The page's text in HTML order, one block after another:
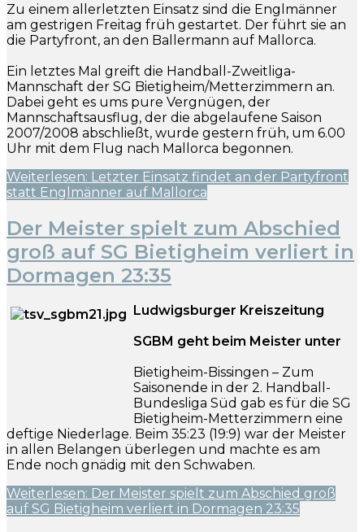
Zu einem allerletzten Einsatz sind die Englmänner
am gestrigen Freitag früh gestartet. Der führt sie an
die Partyfront, an den Ballermann auf Mallorca.
Ein letztes Mal greift die Handball-Zweitliga-
Mannschaft der SG Bietigheim/Metterzimmern an.
Dabei geht es ums pure Vergnügen, der
Mannschaftsausflug, der die abgelaufene Saison
2007/2008 abschließt, wurde gestern früh, um 6.00
Uhr mit dem Flug nach Mallorca begonnen.
Weiterlesen: Letzter Einsatz findet an der Partyfront
statt Englmänner auf Mallorca
Der Meister spielt zum Abschied
groß auf SG Bietigheim verliert in
Dormagen 23:35
Ludwigsburger Kreiszeitung
SGBM geht beim Meister unter
Bietigheim-Bissingen – Zum
Saisonende in der 2. Handball-
Bundesliga Süd gab es für die SG
Bietigheim-Metterzimmern eine
deftige Niederlage. Beim 35:23 (19:9) war der Meister
in allen Belangen überlegen und machte es am
Ende noch gnädig mit den Schwaben.
Weiterlesen: Der Meister spielt zum Abschied groß
auf SG Bietigheim verliert in Dormagen 23:35